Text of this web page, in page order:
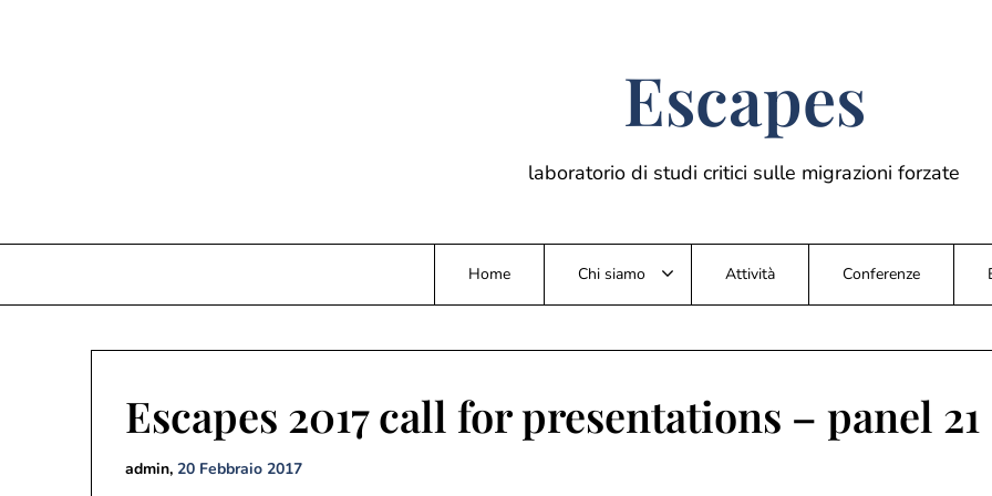
Escapes
laboratorio di studi critici sulle migrazioni forzate
Home Chi siamo Attività Conferenze
Escapes 2017 call for presentations – panel 21
admin, 20 Febbraio 2017